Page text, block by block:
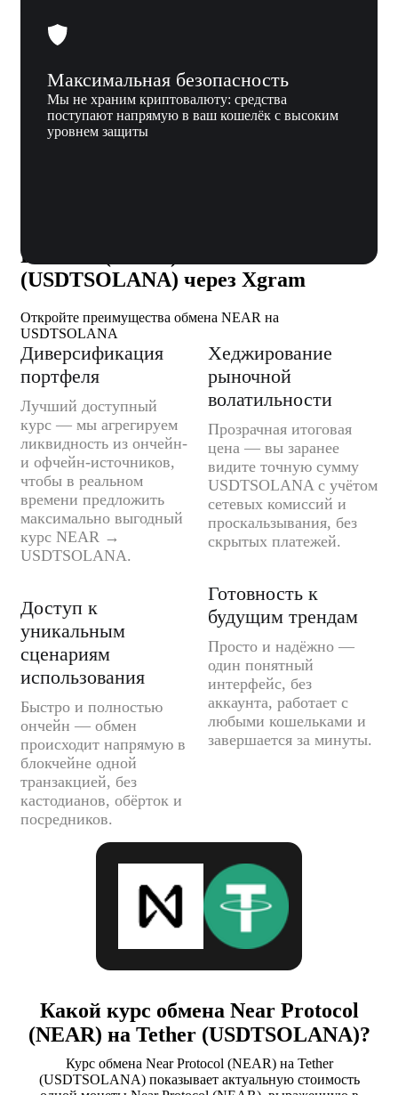
Максимальная безопасность
Мы не храним криптовалюту: средства
поступают напрямую в ваш кошелёк с высоким
уровнем защиты
Protocol (NEAR) на Tether
(USDTSOLANA) через Xgram
Откройте преимущества обмена NEAR на
USDTSOLANA
Диверсификация
портфеля
Лучший доступный
курс — мы агрегируем
ликвидность из ончейн-
и офчейн-источников,
чтобы в реальном
времени предложить
максимально выгодный
курс NEAR →
USDTSOLANA.
Доступ к
уникальным
сценариям
использования
Быстро и полностью
ончейн — обмен
происходит напрямую в
блокчейне одной
транзакцией, без
кастодианов, обёрток и
посредников.
Хеджирование
рыночной
волатильности
Прозрачная итоговая
цена — вы заранее
видите точную сумму
USDTSOLANA с учётом
сетевых комиссий и
проскальзывания, без
скрытых платежей.
Готовность к
будущим трендам
Просто и надёжно —
один понятный
интерфейс, без
аккаунта, работает с
любыми кошельками и
завершается за минуты.
Какой курс обмена Near Protocol
(NEAR) на Tether (USDTSOLANA)?
Курс обмена Near Protocol (NEAR) на Tether
(USDTSOLANA) показывает актуальную стоимость